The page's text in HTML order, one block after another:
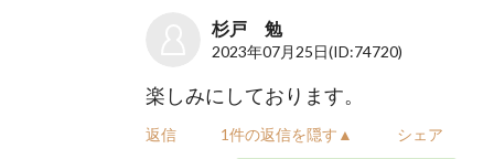
杉戸 勉
2023年07月25日(ID:74720)
楽しみにしております。
返信 1件の返信を隠す▲ シェア